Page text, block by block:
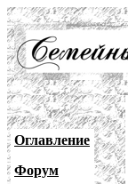
Оглавление
Форум